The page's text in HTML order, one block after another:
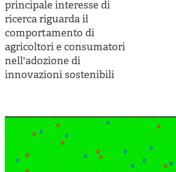
principale interesse di
ricerca riguarda il
comportamento di
agricoltori e consumatori
nell'adozione di
innovazioni sostenibili